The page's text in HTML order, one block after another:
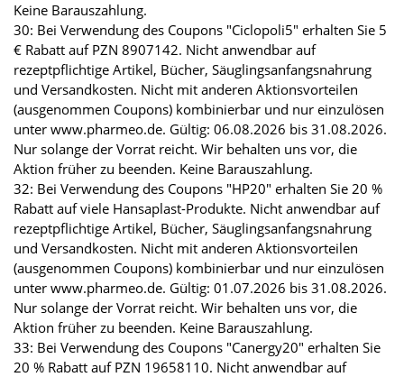
Keine Barauszahlung.
30: Bei Verwendung des Coupons "Ciclopoli5" erhalten Sie 5
€ Rabatt auf PZN 8907142. Nicht anwendbar auf
rezeptpflichtige Artikel, Bücher, Säuglingsanfangsnahrung
und Versandkosten. Nicht mit anderen Aktionsvorteilen
(ausgenommen Coupons) kombinierbar und nur einzulösen
unter www.pharmeo.de. Gültig: 06.08.2026 bis 31.08.2026.
Nur solange der Vorrat reicht. Wir behalten uns vor, die
Aktion früher zu beenden. Keine Barauszahlung.
32: Bei Verwendung des Coupons "HP20" erhalten Sie 20 %
Rabatt auf viele Hansaplast-Produkte. Nicht anwendbar auf
rezeptpflichtige Artikel, Bücher, Säuglingsanfangsnahrung
und Versandkosten. Nicht mit anderen Aktionsvorteilen
(ausgenommen Coupons) kombinierbar und nur einzulösen
unter www.pharmeo.de. Gültig: 01.07.2026 bis 31.08.2026.
Nur solange der Vorrat reicht. Wir behalten uns vor, die
Aktion früher zu beenden. Keine Barauszahlung.
33: Bei Verwendung des Coupons "Canergy20" erhalten Sie
20 % Rabatt auf PZN 19658110. Nicht anwendbar auf